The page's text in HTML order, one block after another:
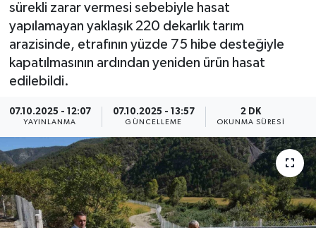
sürekli zarar vermesi sebebiyle hasat
yapılamayan yaklaşık 220 dekarlık tarım
arazisinde, etrafının yüzde 75 hibe desteğiyle
kapatılmasının ardından yeniden ürün hasat
edilebildi.
07.10.2025 - 12:07
YAYINLANMA
07.10.2025 - 13:57
GÜNCELLEME
2 DK
OKUNMA SÜRESI
ÖZEL HABER
RÖPORTAJLAR
SİYASET
GÜNCEL
SPOR